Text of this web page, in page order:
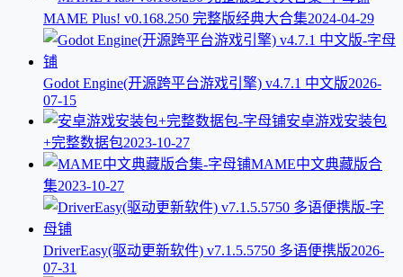
MAME Plus! v0.168.250 完整版经典大合集2024-04-29
Godot Engine(开源跨平台游戏引擎) v4.7.1 中文版2026-
07-15
安卓游戏安装包
+完整数据包2023-10-27
MAME中文典藏版合
集2023-10-27
DriverEasy(驱动更新软件) v7.1.5.5750 多语便携版2026-
07-31